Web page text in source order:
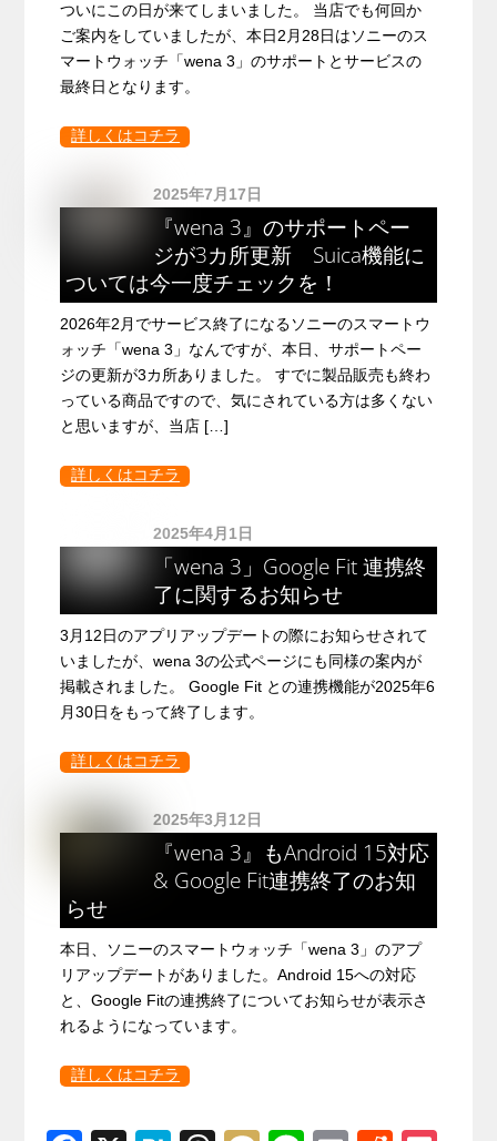
ついにこの日が来てしまいました。 当店でも何回か
ご案内をしていましたが、本日2月28日はソニーのス
マートウォッチ「wena 3」のサポートとサービスの
最終日となります。
詳しくはコチラ
2025年7月17日
『wena 3』のサポートペー
ジが3カ所更新 Suica機能に
ついては今一度チェックを！
2026年2月でサービス終了になるソニーのスマートウ
ォッチ「wena 3」なんですが、本日、サポートペー
ジの更新が3カ所ありました。 すでに製品販売も終わ
っている商品ですので、気にされている方は多くない
と思いますが、当店 […]
詳しくはコチラ
2025年4月1日
「wena 3」Google Fit 連携終
了に関するお知らせ
3月12日のアプリアップデートの際にお知らせされて
いましたが、wena 3の公式ページにも同様の案内が
掲載されました。 Google Fit との連携機能が2025年6
月30日をもって終了します。
詳しくはコチラ
2025年3月12日
『wena 3』もAndroid 15対応
& Google Fit連携終了のお知
らせ
本日、ソニーのスマートウォッチ「wena 3」のアプ
リアップデートがありました。Android 15への対応
と、Google Fitの連携終了についてお知らせが表示さ
れるようになっています。
詳しくはコチラ